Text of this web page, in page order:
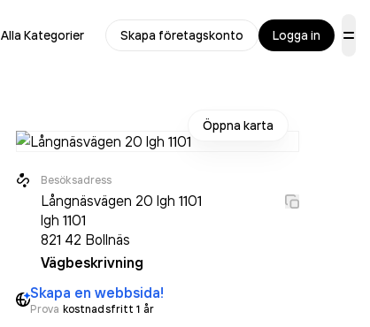
Alla Kategorier Skapa företagskonto Logga in
Öppna karta
Besöksadress
Långnäsvägen 20 lgh 1101
lgh 1101
821 42 Bollnäs
Vägbeskrivning
Skapa en webbsida!
Prova kostnadsfritt 1 år